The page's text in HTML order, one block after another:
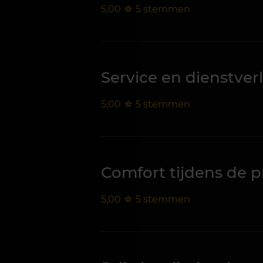
5,00 ☆ 5 stemmen
Service en
5,00 ☆ 5 stemmen
Comfort tijdens de
5,00 ☆ 5 stemmen